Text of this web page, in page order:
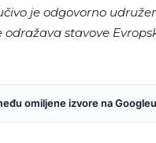
je odgovorno
odražava stavove
omiljene izvore na Googleu